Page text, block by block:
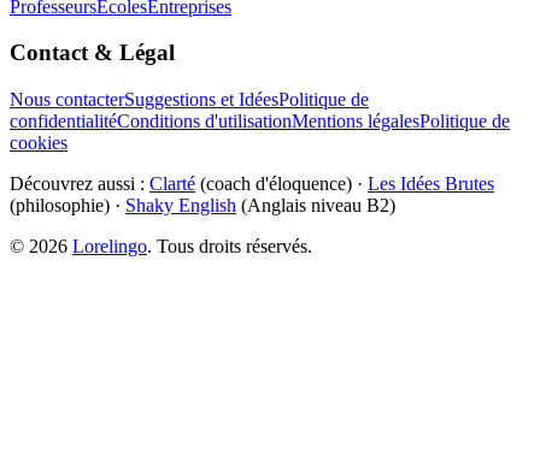
ProfesseursÉcolesEntreprises
Contact & Légal
Nous contacterSuggestions et IdéesPolitique de
confidentialitéConditions d'utilisationMentions légalesPolitique de
cookies
Découvrez aussi : Clarté (coach d'éloquence) · Les Idées Brutes
(philosophie) · Shaky English (Anglais niveau B2)
© 2026 Lorelingo. Tous droits réservés.